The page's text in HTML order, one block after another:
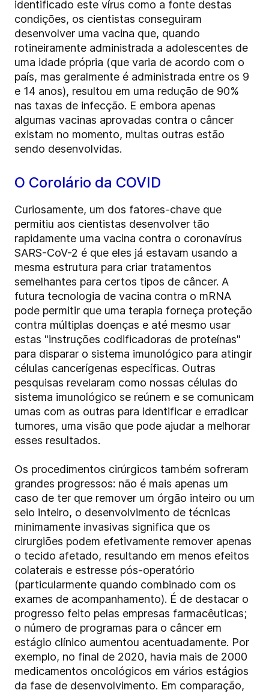
identificado este vírus como a fonte destas
condições, os cientistas conseguiram
desenvolver uma vacina que, quando
rotineiramente administrada a adolescentes de
uma idade própria (que varia de acordo com o
país, mas geralmente é administrada entre os 9
e 14 anos), resultou em uma redução de 90%
nas taxas de infecção. E embora apenas
algumas vacinas aprovadas contra o câncer
existam no momento, muitas outras estão
sendo desenvolvidas.
O Corolário da COVID
Curiosamente, um dos fatores-chave que
permitiu aos cientistas desenvolver tão
rapidamente uma vacina contra o coronavírus
SARS-CoV-2 é que eles já estavam usando a
mesma estrutura para criar tratamentos
semelhantes para certos tipos de câncer. A
futura tecnologia de vacina contra o mRNA
pode permitir que uma terapia forneça proteção
contra múltiplas doenças e até mesmo usar
estas "instruções codificadoras de proteínas"
para disparar o sistema imunológico para atingir
células cancerígenas específicas. Outras
pesquisas revelaram como nossas células do
sistema imunológico se reúnem e se comunicam
umas com as outras para identificar e erradicar
tumores, uma visão que pode ajudar a melhorar
esses resultados.
Os procedimentos cirúrgicos também sofreram
grandes progressos: não é mais apenas um
caso de ter que remover um órgão inteiro ou um
seio inteiro, o desenvolvimento de técnicas
minimamente invasivas significa que os
cirurgiões podem efetivamente remover apenas
o tecido afetado, resultando em menos efeitos
colaterais e estresse pós-operatório
(particularmente quando combinado com os
exames de acompanhamento). É de destacar o
progresso feito pelas empresas farmacêuticas;
o número de programas para o câncer em
estágio clínico aumentou acentuadamente. Por
exemplo, no final de 2020, havia mais de 2000
medicamentos oncológicos em vários estágios
da fase de desenvolvimento. Em comparação,